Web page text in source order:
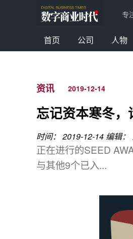
专
首页 公司 人物
资讯 2019-12-14
忘记资本寒冬
时间： 2019-12-14编辑：
正在进行的SEED
与其他9个已入...